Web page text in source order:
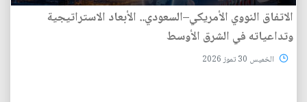
الاتفاق النووي الأمريكي–السعودي.. الأبعاد الاستراتيجية
وتداعياته في الشرق الأوسط
الخميس 30 تموز 2026